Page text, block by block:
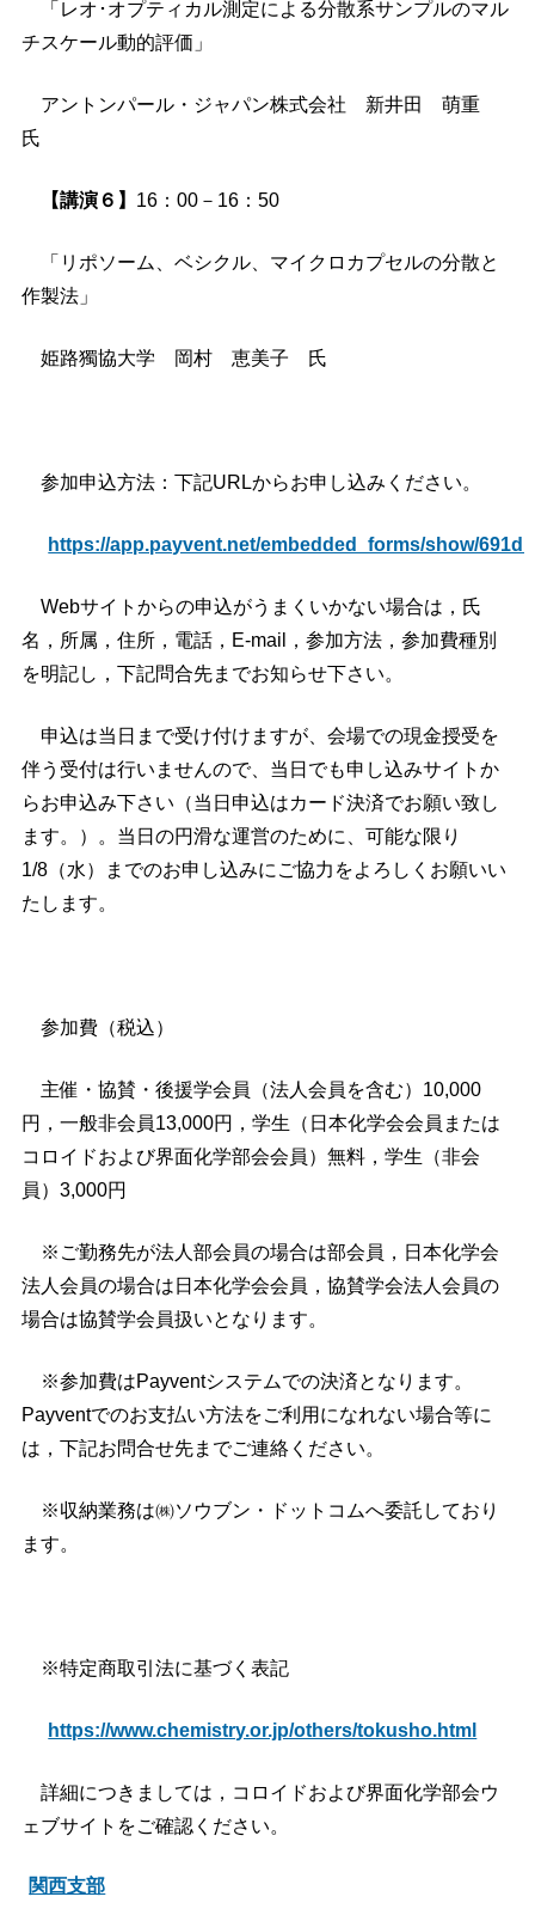
「レオ･オプティカル測定による分散系サンプルのマル
チスケール動的評価」
アントンパール・ジャパン株式会社 新井田 萌重
氏
【講演６】 16：00－16：50
「リポソーム、ベシクル、マイクロカプセルの分散と
作製法」
姫路獨協大学 岡村 恵美子 氏
参加申込方法：下記URLからお申し込みください。
https://app.payvent.net/embedded_forms/show/
Webサイトからの申込がうまくいかない場合は，氏
名，所属，住所，電話，E-mail，参加方法，参加費種別
を明記し，下記問合先までお知らせ下さい。
申込は当日まで受け付けますが、会場での現金授受を
伴う受付は行いませんので、当日でも申し込みサイトか
らお申込み下さい（当日申込はカード決済でお願い致し
ます。）。当日の円滑な運営のために、可能な限り
1/8（水）までのお申し込みにご協力をよろしくお願いい
たします。
参加費（税込）
主催・協賛・後援学会員（法人会員を含む）10,000
円，一般非会員13,000円，学生（日本化学会会員または
コロイドおよび界面化学部会会員）無料，学生（非会
員）3,000円
※ご勤務先が法人部会員の場合は部会員，日本化学会
法人会員の場合は日本化学会会員，協賛学会法人会員の
場合は協賛学会員扱いとなります。
※参加費はPayventシステムでの決済となります。
Payventでのお支払い方法をご利用になれない場合等に
は，下記お問合せ先までご連絡ください。
※収納業務は㈱ソウブン・ドットコムへ委託しており
ます。
※特定商取引法に基づく表記
https://www.chemistry.or.jp/others/tokusho.html
詳細につきましては，コロイドおよび界⾯化学部会ウ
ェブサイトをご確認ください。
関西支部